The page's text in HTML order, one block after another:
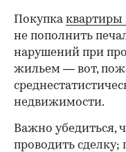
Покупкаквартиры
не пополнить
нарушений при
жильем — вот,
недвижимости.
Важно убедиться,
проводить